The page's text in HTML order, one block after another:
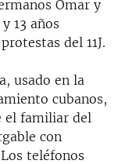
Omar y
13 años
del 11J.
usado en la
cubanos,
el familiar del
con
teléfonos